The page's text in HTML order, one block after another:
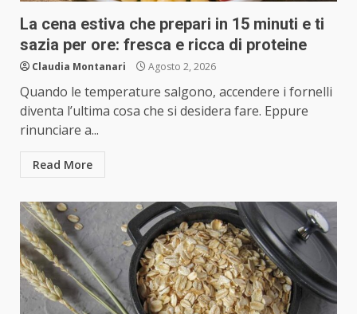
La cena estiva che prepari in 15 minuti e ti
sazia per ore: fresca e ricca di proteine
Claudia Montanari Agosto 2, 2026
Quando le temperature salgono, accendere i fornelli
diventa l’ultima cosa che si desidera fare. Eppure
rinunciare a...
Read More